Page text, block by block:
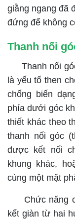
giằng ngang đã
đứng để không
Thanh nối
Thanh nối
là yếu tố then
chống biến
phía dưới góc
thiết khác theo
thanh nối góc
được kết nối
khung khác,
cùng một mặt
Chức năng
kết giàn từ hai